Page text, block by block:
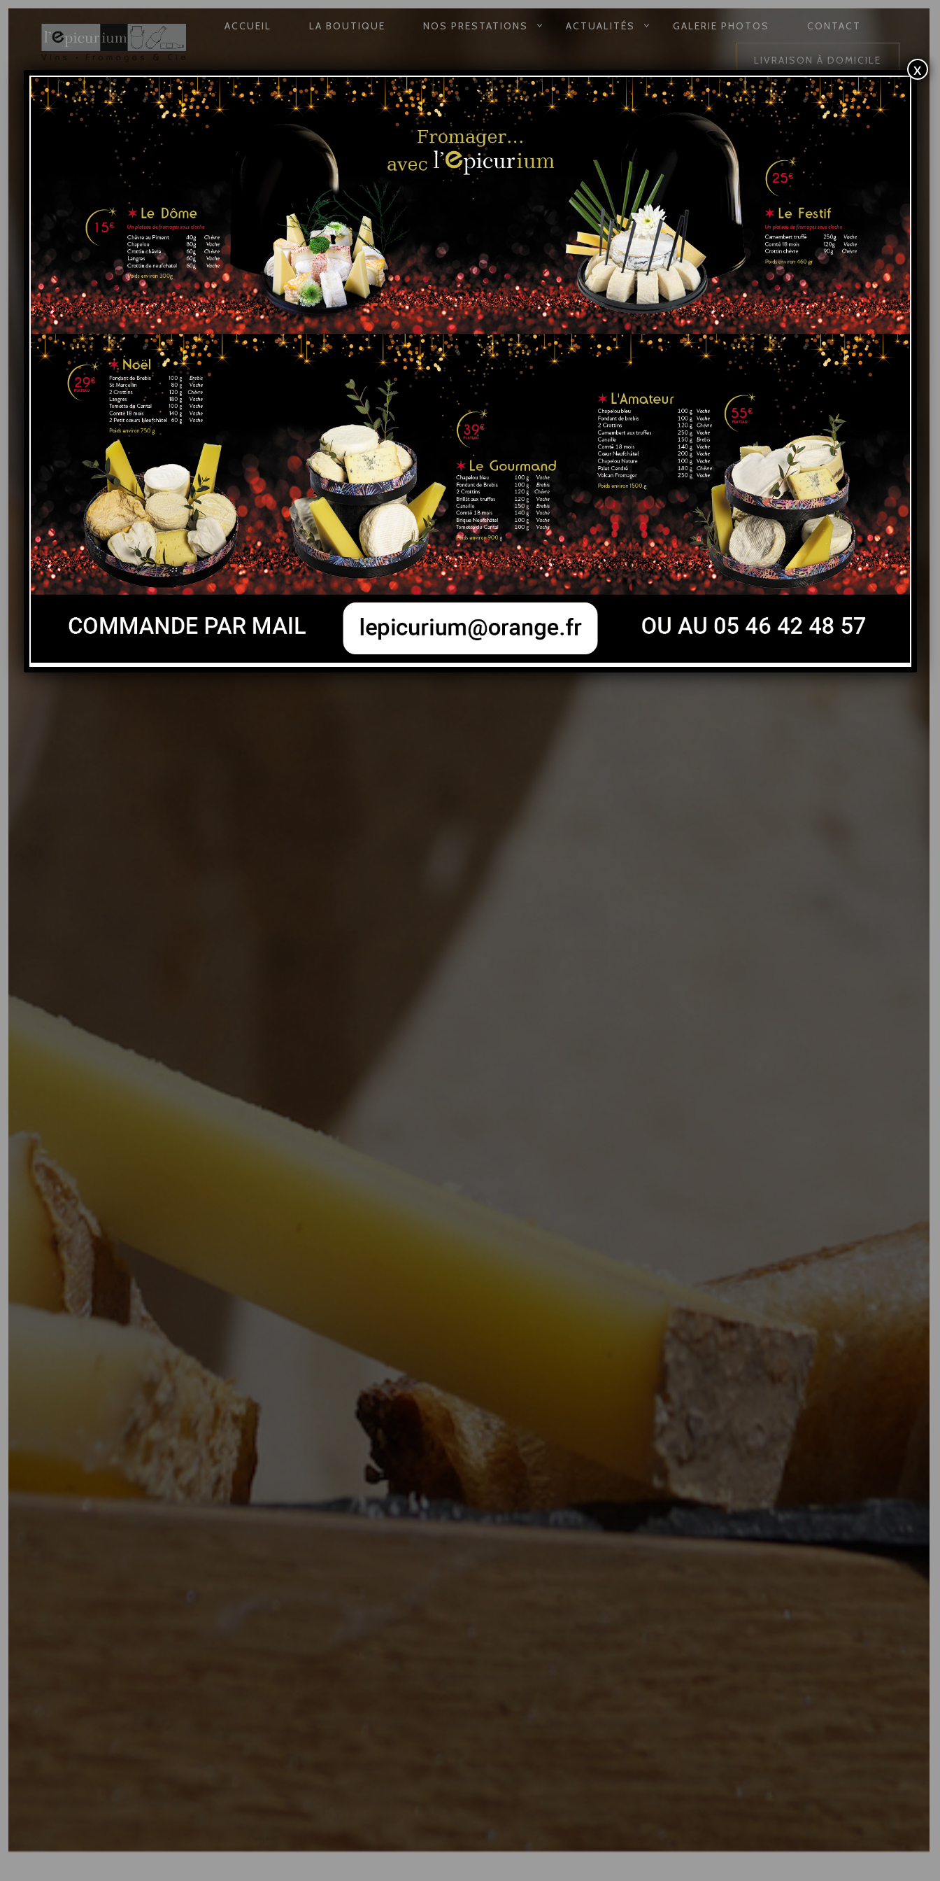
NAVIGATION
PRINCIPALE
ACCUEIL LA BOUTIQUE NOS PRESTATIONS ACTUALITÉS GALERIE PHOTOS CONTACT
LIVRAISON À DOMICILE x